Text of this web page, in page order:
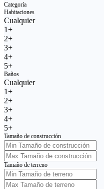
Categoría
Habitaciones
Cualquier
1+
2+
3+
4+
5+
Baños
Cualquier
1+
2+
3+
4+
5+
Tamaño de construcción
Tamaño de terreno